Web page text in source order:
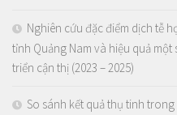
Nghiên cứu đặc điểm dịch tễ
tỉnh Quảng Nam và hiệu quả
triển cận thị (2023 – 2025)
So sánh kết quả thụ tinh